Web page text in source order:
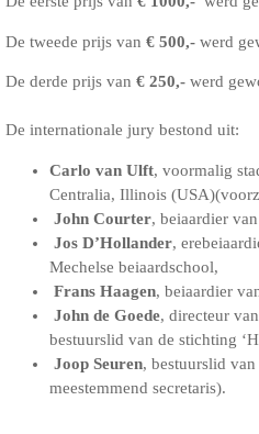
De tweede prijs van € 500,- werd
De derde prijs van € 250,- werd
De internationale jury bestond uit:
Carlo van Ulft, voormalig
Centralia, Illinois
John Courter, beiaardier
Jos D’Hollander,
Mechelse beiaardschool,
Frans Haagen, beiaardier
John de Goede, directeur
bestuurslid van de stichting
Joop Seuren, bestuurslid
meestemmend secretaris).